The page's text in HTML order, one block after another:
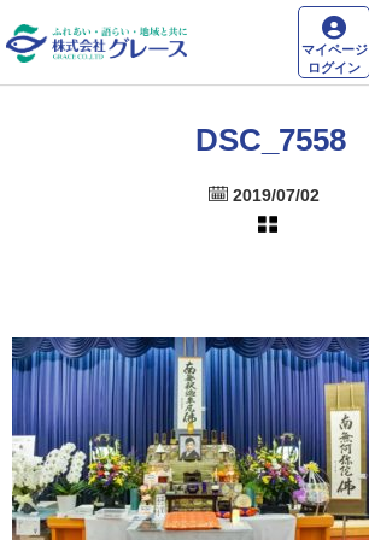
マイページ
ログイン
ホーム 最新情報 DSC_7558
DSC_7558
2019/07/02